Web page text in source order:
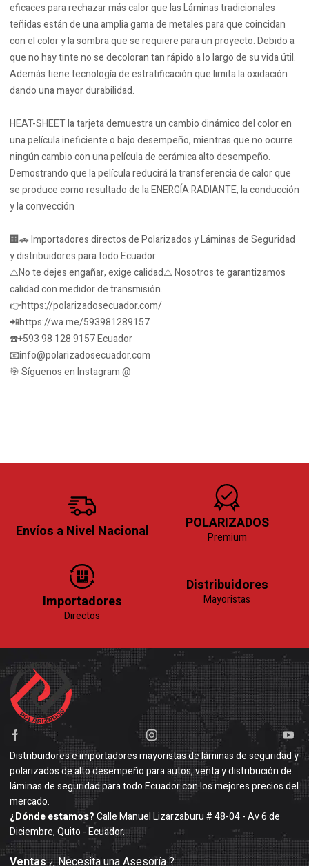
eficaces para rechazar más calor que las Láminas tradicionales
teñidas están de una amplia gama de metales para que coincidan
con el color y la sombra que se requiere para un proyecto. Debido a
que no hay tinte no se decoloran tan rápido a lo largo de su vida útil.
Además tiene tecnología de estratificación que limita la oxidación
dando una mayor durabilidad.
HEAT-SHEET la tarjeta demuestra un cambio dinámico del color en
una película ineficiente o bajo desempeño, mientras que no ocurre
ningún cambio con una película de cerámica alto desempeño.
Demostrando que la película reducirá la transferencia de calor que
se produce como resultado de la ENERGÍA RADIANTE, la conducción
y la convección
🏢🚗 Importadores directos de Polarizados y Láminas de Seguridad
y distribuidores para todo Ecuador
⚠️No te dejes engañar, exige calidad⚠️ Nosotros te garantizamos
calidad con medidor de transmisión.
👉https://polarizadosecuador.com/
📲https://wa.me/593981289157
☎️+593 98 128 9157 Ecuador
📧info@polarizadosecuador.com
🎯 Síguenos en Instagram @
Envíos a Nivel Nacional POLARIZADOS
Premium
Importadores
Directos
Distribuidores
Mayoristas
Distribuidores e importadores mayoristas de láminas de seguridad y
polarizados de alto desempeño para autos, venta y distribución de
láminas de seguridad para todo Ecuador con los mejores precios del
mercado.
¿Dónde estamos?Calle Manuel Lizarzaburu # 48-04 - Av 6 de
Diciembre, Quito - Ecuador.
Ventas¿ Necesita una Asesoría ?